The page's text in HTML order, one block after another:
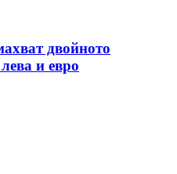
двойното
и евро